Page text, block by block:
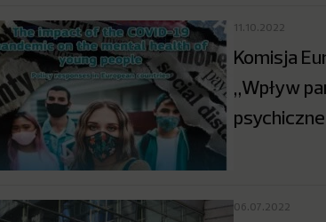
11.10.2022
Komisja
„Wpływ
06.07.2022